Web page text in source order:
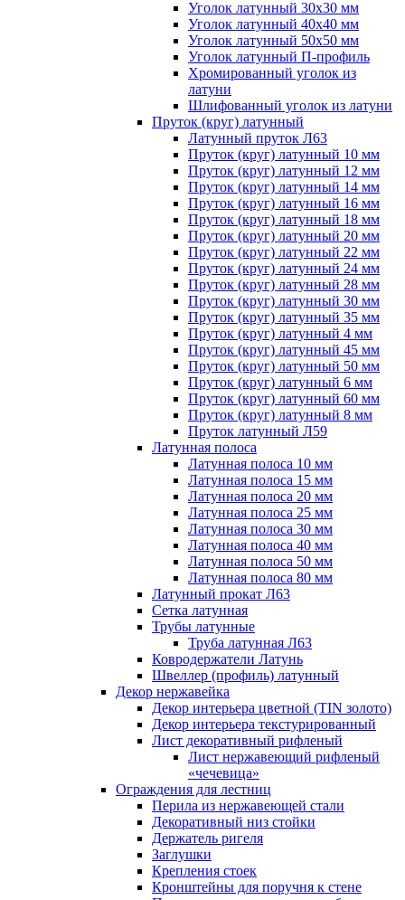
Уголок латунный 30x30 мм
Уголок латунный 40x40 мм
Уголок латунный 50x50 мм
Уголок латунный П-профиль
Хромированный уголок из
латуни
Шлифованный уголок из латуни
Пруток (круг) латунный
Латунный пруток Л63
Пруток (круг) латунный 10 мм
Пруток (круг) латунный 12 мм
Пруток (круг) латунный 14 мм
Пруток (круг) латунный 16 мм
Пруток (круг) латунный 18 мм
Пруток (круг) латунный 20 мм
Пруток (круг) латунный 22 мм
Пруток (круг) латунный 24 мм
Пруток (круг) латунный 28 мм
Пруток (круг) латунный 30 мм
Пруток (круг) латунный 35 мм
Пруток (круг) латунный 4 мм
Пруток (круг) латунный 45 мм
Пруток (круг) латунный 50 мм
Пруток (круг) латунный 6 мм
Пруток (круг) латунный 60 мм
Пруток (круг) латунный 8 мм
Пруток латунный Л59
Латунная полоса
Латунная полоса 10 мм
Латунная полоса 15 мм
Латунная полоса 20 мм
Латунная полоса 25 мм
Латунная полоса 30 мм
Латунная полоса 40 мм
Латунная полоса 50 мм
Латунная полоса 80 мм
Латунный прокат Л63
Сетка латунная
Трубы латунные
Труба латунная Л63
Ковродержатели Латунь
Швеллер (профиль) латунный
Декор нержавейка
Декор интерьера цветной (TIN золото)
Декор интерьера текстурированный
Лист декоративный рифленый
Лист нержавеющий рифленый
«чечевица»
Ограждения для лестниц
Перила из нержавеющей стали
Декоративный низ стойки
Держатель ригеля
Заглушки
Крепления стоек
Кронштейны для поручня к стене